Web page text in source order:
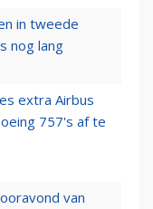
in tweede
nog lang
extra Airbus
757's af te
van